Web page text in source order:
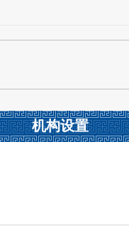
机构设置